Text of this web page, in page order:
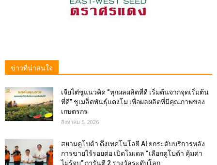
ข่าวที่น่าสนใจ
เจียไต๋ชูแนวคิด “ทุกผลผลิตที่ดี เริ่มต้นจากจุดเริ่มต้น
ที่ดี” ชูเมล็ดพันธุ์แตงโม เพื่อผลผลิตที่มีคุณภาพของ
เกษตรกร
สิงหาคม 5, 2026
สยามคูโบต้า ดึงเทคโนโลยี AI ยกระดับบริการหลัง
การขายไร้รอยต่อ เปิดโมเดล “เลือกคูโบต้า คุ้มค่า
ไม่รู้จบ” การันตี 2 รางวัลระดับโลก